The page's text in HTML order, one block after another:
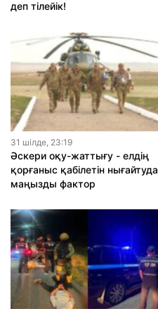
деп тілейік!
31 шiлде, 23:19
Әскери оқу-жаттығу - елдің
қорғаныс қабілетін нығайтуда
маңызды фактор